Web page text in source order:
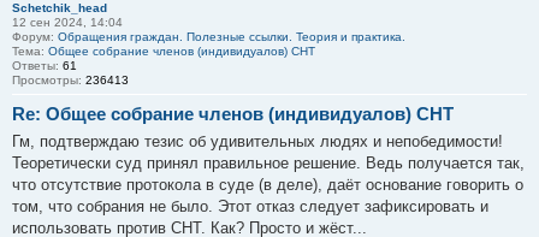
Schetchik_head
12 сен 2024, 14:04
Форум: Обращения граждан. Полезные ссылки. Теория и практика.
Тема: Общее собрание членов (индивидуалов) СНТ
Ответы: 61
Просмотры: 236413
Re: Общее собрание членов (индивидуалов) СНТ
Гм, подтверждаю тезис об удивительных людях и непобедимости!
Теоретически суд принял правильное решение. Ведь получается так,
что отсутствие протокола в суде (в деле), даёт основание говорить о
том, что собрания не было. Этот отказ следует зафиксировать и
использовать против СНТ. Как? Просто и жёст...